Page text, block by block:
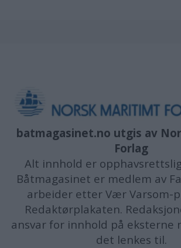
batmagasinet.no utgis av
Forlag
Alt innhold er
Båtmagasinet er medlem av
arbeider etter Vær Varsom-
Redaktørplakaten.
ansvar for innhold på eksterne
det lenkes til.